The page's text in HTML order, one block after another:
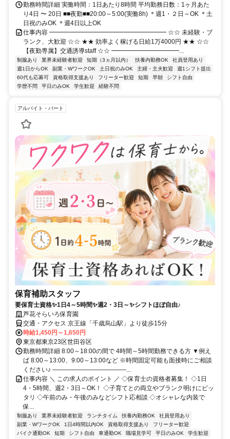
勤務時間詳細 実働時間：1日あたり8時間 平均勤務日数：1ヶ月あた
り4日 〜 20日 ■■夜勤■■20:00～5:00(実働8h) ＊週1・２日～OK ＊土
日祝のみOK ＊週4日以上OK
仕事内容 ━━━━━━━━━━━━━━━━━━━ ☆☆ 未経験・ブ
ランク、大歓迎 ☆☆ ★★ 効率よく稼げる日給1万4000円 ★★ ☆☆
【夜勤専属】交通誘導staff ☆☆ ━━━━━━━━━━━...
制服あり 業界未経験者歓迎 短期（3ヵ月以内） 扶養内勤務OK
社員登用あり
週1日からOK
副業・WワークOK 土日祝のみOK 主婦・主夫歓迎
週1シフト提出
60代も応募可
資格取得支援あり フリーター歓迎 短期 早朝
シフト自由
学歴不問
平日のみOK 学生歓迎 経験不問
アルバイト・パート
保育補助スタッフ
要保育士資格✨1日4～5時間✨週2・3日～✨シフトほぼ自由♪
芦花そらいろ保育園
交通・アクセス 京王線「千歳烏山駅」より徒歩15分
時給1,450円～1,650円
東京都東京23区世田谷区
勤務時間詳細 8:00～18:00の間で 4時間～5時間勤務できる方 ▼例え
ば 8:00～13:00、9:00～13:00など ※時間固定可能も面接時にご相談
ください♪ ――――――――――――...
仕事内容 ＼ この求人のポイント ／ ◇保育士の資格者募集！ ◇1日
4・5時間、週2・3日～OK！ ◇子育てとの両立やブランク明けにピッ
タリ ◇午前のみ・午後のみなどシフト応相談 ◇オシャレな内装で
保...
制服あり 業界未経験者歓迎 ランチタイム 扶養内勤務OK
社員登用あり
副業・WワークOK
1日4時間以内OK 資格取得支援あり
フリーター歓迎
バイク通勤OK
短期 シフト自由 車通勤OK 職場見学可 平日のみOK
学生歓迎